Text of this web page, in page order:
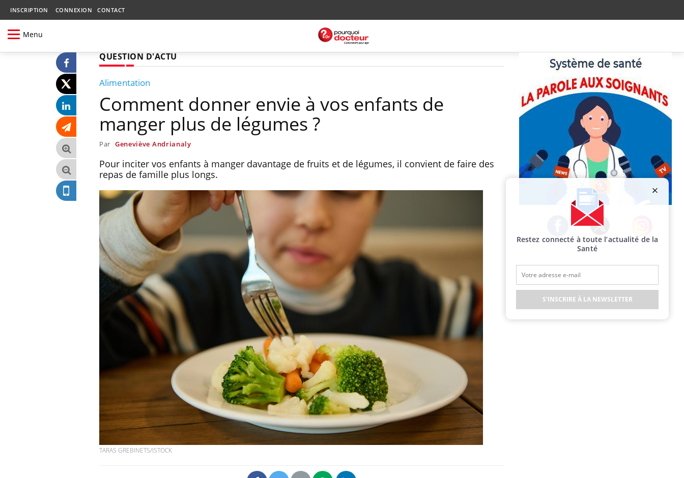
INSCRIPTION CONNEXION CONTACT
Menu
QUESTION D'ACTU
Alimentation
Comment donner envie à vos enfants de
manger plus de légumes ?
Par Geneviève Andrianaly
Pour inciter vos enfants à manger davantage de fruits et de légumes, il convient de faire des
repas de famille plus longs.
TARAS GREBINETS/ISTOCK
Facebook Twitter Instagram
Restez connecté à toute l’actualité de la
Santé
S'INSCRIRE À LA NEWSLETTER